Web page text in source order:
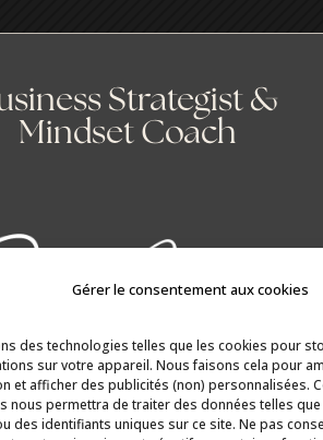
Gérer le consentement aux cookies
des technologies telles que les cookies pour
sur votre appareil. Nous faisons cela pour
et afficher des publicités (non) personnalisées.
nous permettra de traiter des données telles
des identifiants uniques sur ce site. Ne pas
Strategist &
Mindset Coach